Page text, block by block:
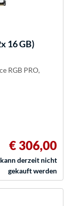
16 GB)
RGB PRO,
€ 306,00
derzeit nicht
gekauft werden